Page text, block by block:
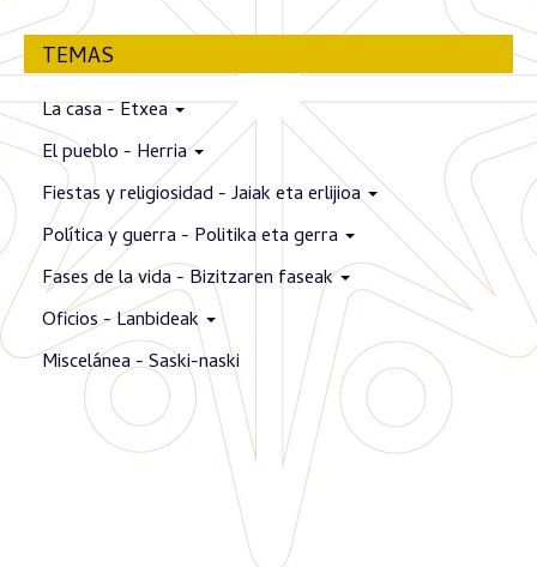
TEMAS
La casa - Etxea
El pueblo - Herria
Fiestas y religiosidad - Jaiak eta erlijioa
Política y guerra - Politika eta gerra
Fases de la vida - Bizitzaren faseak
Oficios - Lanbideak
Miscelánea - Saski-naski